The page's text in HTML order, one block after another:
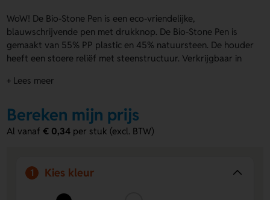
WoW! De Bio-Stone Pen is een eco-vriendelijke,
blauwschrijvende pen met drukknop. De Bio-Stone Pen is
gemaakt van 55% PP plastic en 45% natuursteen. De houder
heeft een stoere reliëf met steenstructuur. Verkrijgbaar in
aanbrengen van een logo, naam of eigen ontwerp. De Bio-
Bestel of vraag een prijs op.
Voordelen van de Bio-Stone Pen
plastic en 45% natuursteen voor een bewuste keuze.
Ruimte voor personalisatie
eenvoudig een logo, naam of eigen ontwerp laten
+ Lees meer
Bereken mijn prijs
Al vanaf€ 0,34 per stuk (excl. BTW)
1 Kies kleur